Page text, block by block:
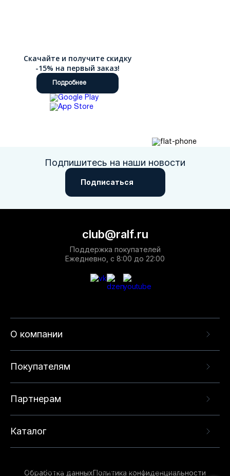
Скачайте и получите скидку
-15% на первый заказ!
Подробнее
Подпишитесь на наши новости
Подписаться
О компании
Покупателям
Партнерам
Каталог
club@ralf.ru
Поддержка покупателей
Ежедневно, с 8:00 до 22:00
Обработка данныхПолитика конфиденциальности
опыта на нашем сайте. Продолжая использовать